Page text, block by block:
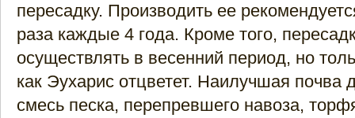
пересадку. Производить ее
раза каждые 4 года. Кроме того,
осуществлять в весенний период, но
как Эухарис отцветет. Наилучшая почва
смесь песка, перепревшего навоза,